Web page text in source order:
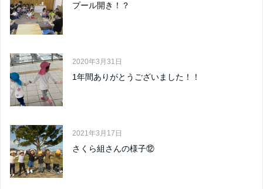
プール開き！？
2020年3月31日
1年間ありがとうございました！！
2021年3月17日
さくら組さんの様子⑫